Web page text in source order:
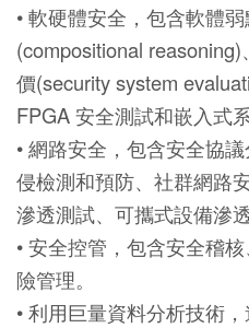
• 軟硬體安全，包含軟體
(compositional
價(security system
FPGA 安全測試和嵌入式
• 網路安全，包含安全協
侵檢測和預防、社群網路
滲透測試、可攜式設備滲透
• 安全控管，包含安全稽
險管理。
• 利用巨量資料分析技術